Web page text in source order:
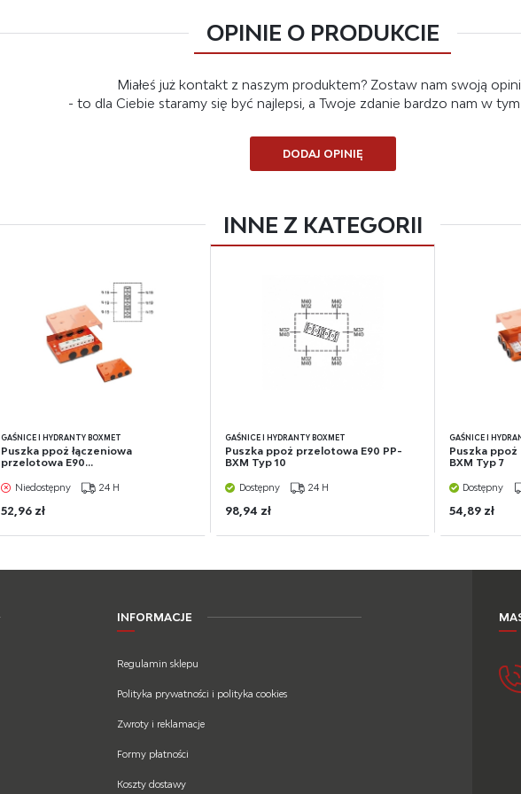
OPINIE O PRODUKCIE
Miałeś już kontakt z naszym produktem? Zostaw nam swoją
- to dla Ciebie staramy się być najlepsi, a Twoje zdanie bardzo nam w
DODAJ OPINIĘ
INNE Z KATEGORII
GAŚNICE I HYDRANTY BOXMET
Puszka ppoż łączeniowa
przelotowa E90...
Niedostępny 24 H
52,96 zł
GAŚNICE I HYDRANTY BOXMET
Puszka ppoż przelotowa E90 PP-
BXM Typ 10
Dostępny 24 H
98,94 zł
GAŚNICE I
Puszka
BXM Typ 7
Dostępny
54,89 zł
INFORMACJE
Regulamin sklepu
Polityka prywatności i polityka cookies
Zwroty i reklamacje
Formy płatności
Koszty dostawy